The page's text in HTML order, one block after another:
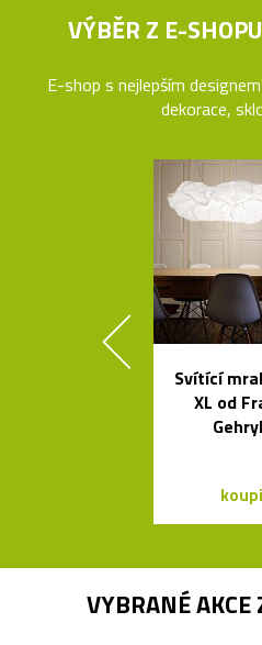
VÝBĚR Z E-SHOPU
E-shop s nejlepším
dekorace,
Svítící
XL od
VYBRANÉ AKCE